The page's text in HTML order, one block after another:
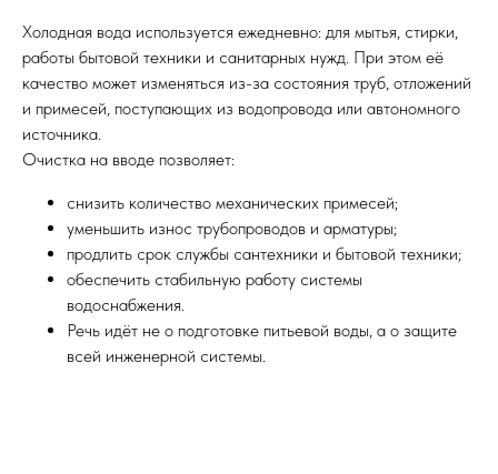
Холодная вода используется ежедневно: для мытья, стирки,
работы бытовой техники и санитарных нужд. При этом её
качество может изменяться из-за состояния труб, отложений
и примесей, поступающих из водопровода или автономного
источника.
Очистка на вводе позволяет:
снизить количество механических примесей;
уменьшить износ трубопроводов и арматуры;
продлить срок службы сантехники и бытовой техники;
обеспечить стабильную работу системы
водоснабжения.
Речь идёт не о подготовке питьевой воды, а о защите
всей инженерной системы.